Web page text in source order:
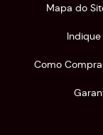
Mapa do
Indique
Como